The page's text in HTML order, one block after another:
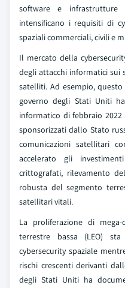
software e
intensificano i requisiti di
spaziali commerciali, civili e
Il mercato della
degli attacchi informatici
satelliti. Ad esempio,
governo degli Stati Uniti
informatico di febbraio 2022
sponsorizzati dallo Stato
comunicazioni satellitari
accelerato gli
crittografati, rilevamento
robusta del segmento
satellitari vitali.
La proliferazione di
terrestre bassa (LEO)
cybersecurity spaziale
rischi crescenti derivanti
degli Stati Uniti ha